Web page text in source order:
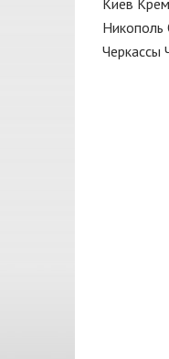
Крышка
Кулиса
ONNURI
RIDER
Киев
Никополь
Черкассы